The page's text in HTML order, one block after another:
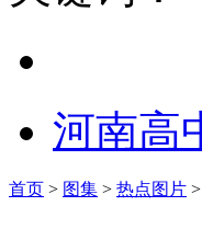
河南高
首页 > 图集 > 热点图片 >